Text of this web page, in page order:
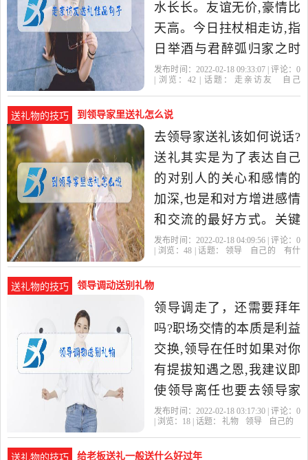
水长长。友谊无价,豪情比
天高。今日拄杖相走访,指
日举酒与君醉弧归家之时
遥相敬,闻君纵歌送我情。
发布时间：2022-02-18 09:33:07 | 评论： 0
| 浏览： 42 | 话题： 走亲访友
自己
送礼物的技巧 到领导家里送礼怎么说
去领导家送礼该如何说话?
送礼其实是为了表达自己
的对别人的关心和感情的
加深,也是和对方增进感情
和交流的最好方式。关键
是感情上的互动交流,至于
发布时间：2022-02-18 04:09:56 | 评论： 0
| 浏览：48 | 话题： 领导 自己的
有什
送礼物的技巧 领导调动送别礼物
领导调走了，还需要拜年
吗?职场交情的本质是利益
交换,领导在任时如果对你
有提拔知遇之恩,我建议即
使领导离任也要去领导家
中拜年;如果领导在任时对
地
发布时间：2022-02-18 03:17:30 | 评论： 0
| 浏览： 18 | 话题： 礼物 领导 自己的
送礼物的技巧 给老板送礼一般送什么好过年